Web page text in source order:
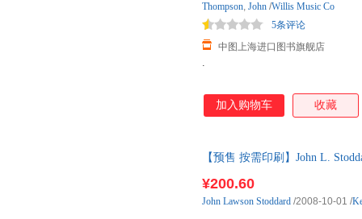
.
中图上海进口图书旗舰店
5条评论
Thompson, John /Willis Music Co
加入购物车 收藏
【预售 按需印刷】John L.
¥200.60
John Lawson Stoddard /2008-10-01 /